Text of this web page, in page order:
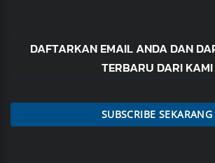
DAFTARKAN EMAIL ANDA DAN
TERBARU DARI KAMI
SUBSCRIBE SEKARANG